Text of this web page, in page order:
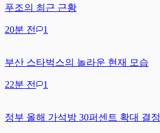
푸조의 최근 근황
20분 전 1
부산 스타벅스의 놀라운 현재 모습
22분 전 1
정부 올해 가석방 30퍼센트 확대 결정